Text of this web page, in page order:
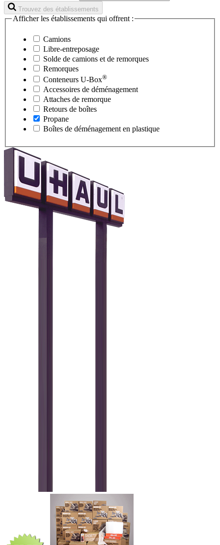
Trouvez des établissements
Afficher les établissements qui offrent :
Camions
Libre-entreposage
Solde de camions et de remorques
Remorques
Conteneurs U-Box®
Accessoires de déménagement
Attaches de remorque
Retours de boîtes
Propane
Boîtes de déménagement en plastique